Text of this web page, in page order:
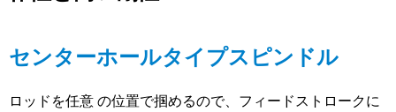
センターホールタイプスピンドル
ロッドを任意 の位置で掴めるので、フィードストロークに